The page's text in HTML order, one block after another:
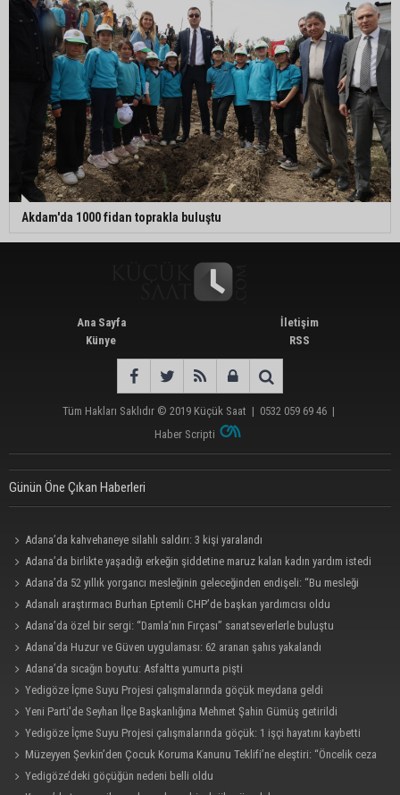
Akdam'da 1000 fidan toprakla buluştu
Ana Sayfa
Künye
İletişim
RSS
Tüm Hakları Saklıdır © 2019 Küçük Saat | 0532 059 69 46 |
Haber Scripti
Günün Öne Çıkan Haberleri
Adana’da kahvehaneye silahlı saldırı: 3 kişi yaralandı
Adana’da birlikte yaşadığı erkeğin şiddetine maruz kalan kadın yardım istedi
Adana’da 52 yıllık yorgancı mesleğinin geleceğinden endişeli: “Bu mesleği
çocuğuma bile öğretemedim”
Adanalı araştırmacı Burhan Eptemli CHP’de başkan yardımcısı oldu
Adana’da özel bir sergi: “Damla’nın Fırçası” sanatseverlerle buluştu
Adana’da Huzur ve Güven uygulaması: 62 aranan şahıs yakalandı
Adana’da sıcağın boyutu: Asfaltta yumurta pişti
Yedigöze İçme Suyu Projesi çalışmalarında göçük meydana geldi
Yeni Parti'de Seyhan İlçe Başkanlığına Mehmet Şahin Gümüş getirildi
Yedigöze İçme Suyu Projesi çalışmalarında göçük: 1 işçi hayatını kaybetti
Müzeyyen Şevkin’den Çocuk Koruma Kanunu Teklifi’ne eleştiri: “Öncelik ceza
değil, önlemedir”
Yedigöze’deki göçüğün nedeni belli oldu